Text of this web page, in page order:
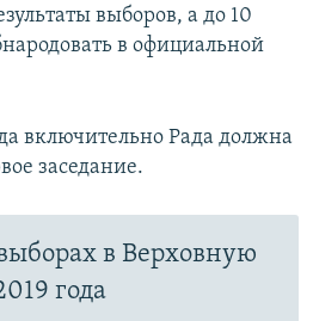
выборов, а до 10
в официальной
включительно Рада должна
заседание.
в Верховную
года